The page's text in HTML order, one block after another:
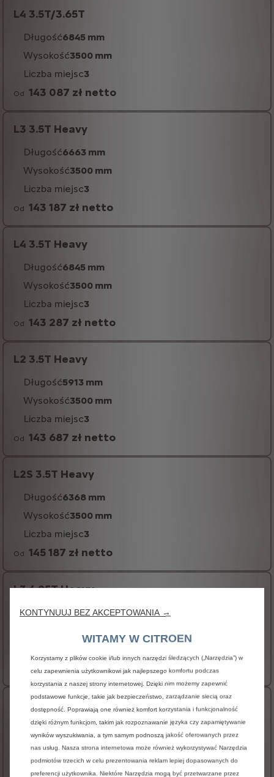
L4 3.5T/3.65T
Długość6845 mm
Wysokość3500 mm
Liczba miejsc3
Od 143 087 zł netto
L3 3.5T Heavy
Długość6663 mm
Wysokość3500 mm
Liczba miejsc3
Od 143 187 zł netto
L4 3.5T Heavy
Długość6845 mm
Wysokość3500 mm
Liczba miejsc3
Od 143 287 zł netto
L2 3.5T Heavy
Długość5913 mm
Wysokość3500 mm
Liczba miejsc3
Od 143 687 zł netto
L2S 3.5T Heavy
Długość6368 mm
Wysokość3500 mm
Liczba miejsc3
Od 145 187 zł netto
L3 4.25T Heavy
Długość6663 mm
249 487 zł netto
L4 4.25T Heavy
Długość6845 mm
Wysokość3500 mm
Liczba miejsc 3
KONTYNUUJ BEZ AKCEPTOWANIA →
WITAMY W CITROEN
Korzystamy z plików cookie i/lub innych narzędzi śledzących („Narzędzia”) w
celu zapewnienia użytkownikowi jak najlepszego komfortu podczas
korzystania z naszej strony internetowej. Dzięki nim możemy zapewnić
podstawowe funkcje, takie jak bezpieczeństwo, zarządzanie siecią oraz
dostępność. Poprawiają one również komfort korzystania i funkcjonalność
dzięki różnym funkcjom, takim jak rozpoznawanie języka czy zapamiętywanie
wyników wyszukiwania, a tym samym podnoszą jakość oferowanych przez
nas usług. Nasza strona internetowa może również wykorzystywać Narzędzia
podmiotów trzecich w celu prezentowania reklam lepiej dopasowanych do
preferencji użytkownika. Niektóre Narzędzia mogą być przetwarzane przez